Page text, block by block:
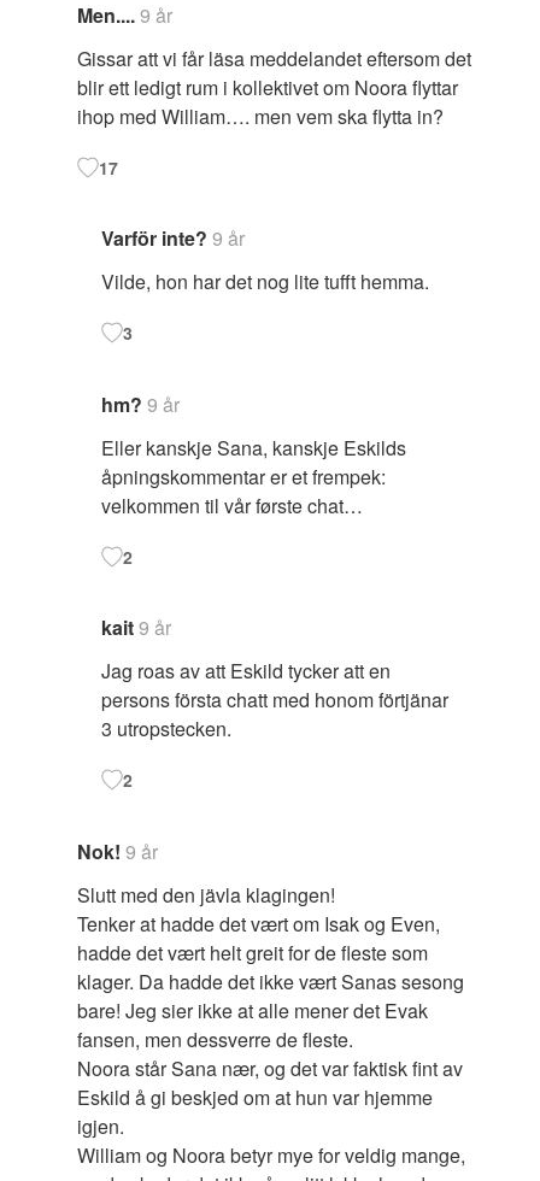
Men....9 år
Gissar att vi får läsa meddelandet eftersom det
blir ett ledigt rum i kollektivet om Noora flyttar
ihop med William…. men vem ska flytta in?
17
Varför inte? 9 år
Vilde, hon har det nog lite tufft hemma.
3
hm? 9 år
Eller kanskje Sana, kanskje Eskilds
åpningskommentar er et frempek:
velkommen til vår første chat…
2
kait9 år
Jag roas av att Eskild tycker att en
persons första chatt med honom förtjänar
3 utropstecken.
2
Nok! 9 år
Slutt med den jävla klagingen!
Tenker at hadde det vært om Isak og Even,
hadde det vært helt greit for de fleste som
klager. Da hadde det ikke vært Sanas sesong
bare! Jeg sier ikke at alle mener det Evak
fansen, men dessverre de fleste.
Noora står Sana nær, og det var faktisk fint av
Eskild å gi beskjed om at hun var hjemme
igjen.
William og Noora betyr mye for veldig mange,